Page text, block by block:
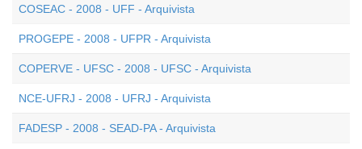
COSEAC - 2008 - UFF - Arquivista
PROGEPE - 2008 - UFPR - Arquivista
COPERVE - UFSC - 2008 - UFSC - Arquivista
NCE-UFRJ - 2008 - UFRJ - Arquivista
FADESP - 2008 - SEAD-PA - Arquivista